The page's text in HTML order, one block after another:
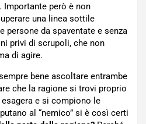
Importante però è non
una linea sottile
persone da spaventate e senza
privi di scrupoli, che non
di agire.
bene ascoltare entrambe
che la ragione si trovi proprio
e si compiono le
al “nemico” si è così certi